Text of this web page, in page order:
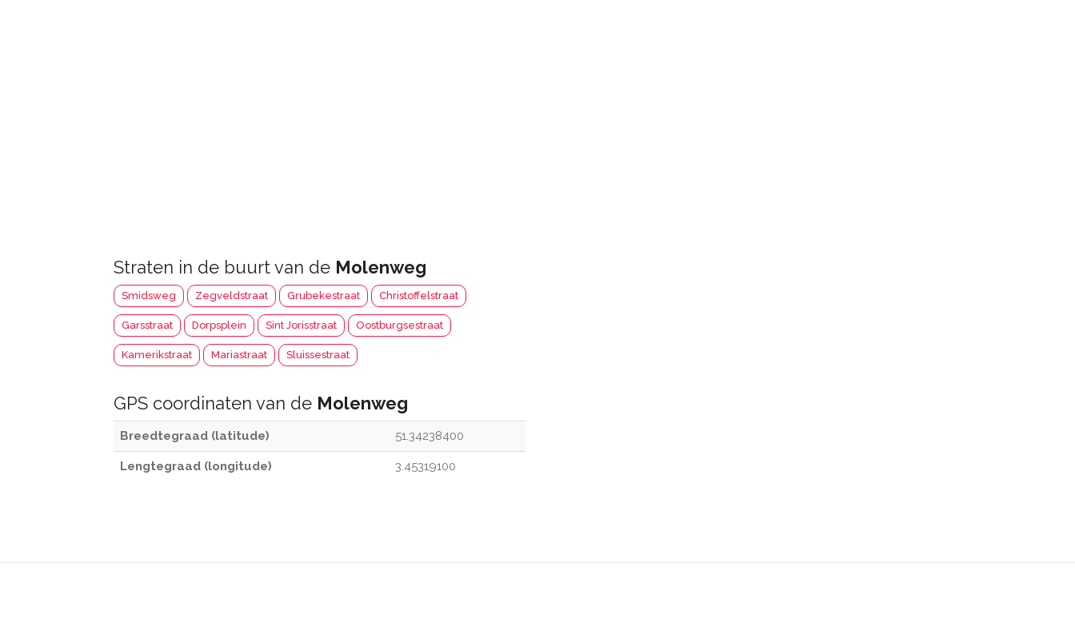
Straten in de buurt van de Molenweg
Smidsweg Zegveldstraat Grubekestraat Christoffelstraat
Garsstraat Dorpsplein Sint Jorisstraat Oostburgsestraat
Kamerikstraat Mariastraat Sluissestraat
GPS coordinaten van de Molenweg
Breedtegraad (latitude) 51.34238400
Lengtegraad (longitude) 3.45319100